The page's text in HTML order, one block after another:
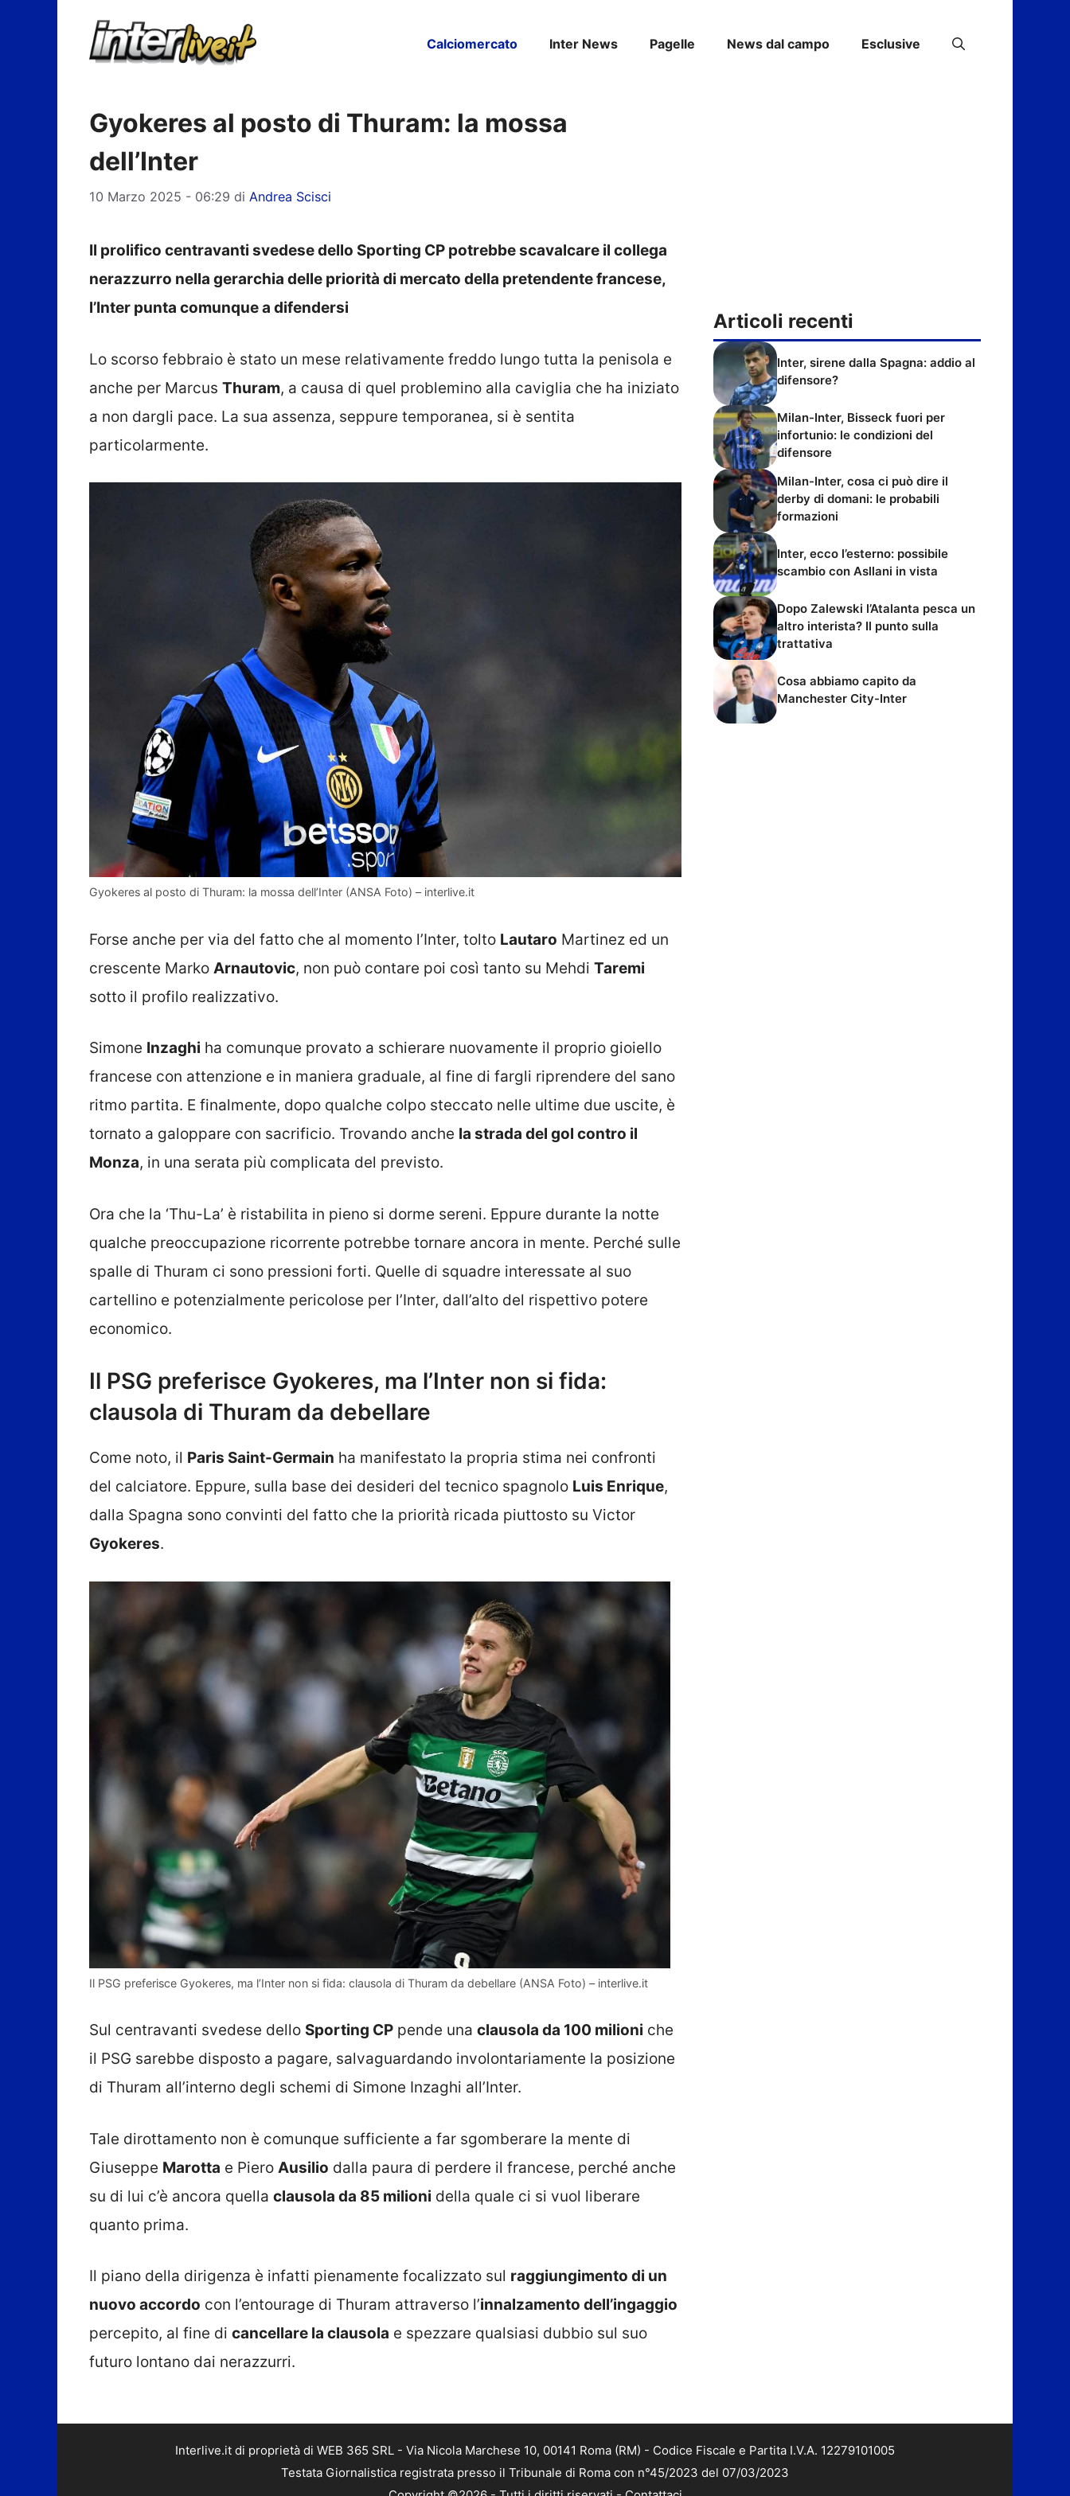
Calciomercato Inter News Pagelle News dal campo Esclusive
Gyokeres al posto di Thuram: la mossa
dell’Inter
10 Marzo 2025 - 06:29 di Andrea Scisci
Il prolifico centravanti svedese dello Sporting CP potrebbe scavalcare il collega
nerazzurro nella gerarchia delle priorità di mercato della pretendente francese,
l’Inter punta comunque a difendersi
Lo scorso febbraio è stato un mese relativamente freddo lungo tutta la penisola e
anche per Marcus Thuram, a causa di quel problemino alla caviglia che ha iniziato
a non dargli pace. La sua assenza, seppure temporanea, si è sentita
particolarmente.
Gyokeres al posto di Thuram: la mossa dell’Inter (ANSA Foto) – interlive.it
Forse anche per via del fatto che al momento l’Inter, tolto Lautaro Martinez ed un
crescente Marko Arnautovic, non può contare poi così tanto su Mehdi Taremi
sotto il profilo realizzativo.
Simone Inzaghi ha comunque provato a schierare nuovamente il proprio gioiello
francese con attenzione e in maniera graduale, al fine di fargli riprendere del sano
ritmo partita. E finalmente, dopo qualche colpo steccato nelle ultime due uscite, è
tornato a galoppare con sacrificio. Trovando anche la strada del gol contro il
Monza, in una serata più complicata del previsto.
Ora che la ‘Thu-La’ è ristabilita in pieno si dorme sereni. Eppure durante la notte
qualche preoccupazione ricorrente potrebbe tornare ancora in mente. Perché sulle
spalle di Thuram ci sono pressioni forti. Quelle di squadre interessate al suo
cartellino e potenzialmente pericolose per l’Inter, dall’alto del rispettivo potere
economico.
Il PSG preferisce Gyokeres, ma l’Inter non si fida:
clausola di Thuram da debellare
Come noto, il Paris Saint-Germain ha manifestato la propria stima nei confronti
del calciatore. Eppure, sulla base dei desideri del tecnico spagnolo Luis Enrique,
dalla Spagna sono convinti del fatto che la priorità ricada piuttosto su Victor
Gyokeres.
Il PSG preferisce Gyokeres, ma l’Inter non si fida: clausola di Thuram da debellare (ANSA Foto) – interlive.it
Sul centravanti svedese dello Sporting CP pende una clausola da 100 milioni che
il PSG sarebbe disposto a pagare, salvaguardando involontariamente la posizione
di Thuram all’interno degli schemi di Simone Inzaghi all’Inter.
Tale dirottamento non è comunque sufficiente a far sgomberare la mente di
Giuseppe Marotta e Piero Ausilio dalla paura di perdere il francese, perché anche
su di lui c’è ancora quella clausola da 85 milioni della quale ci si vuol liberare
quanto prima.
Il piano della dirigenza è infatti pienamente focalizzato sul raggiungimento di un
nuovo accordo con l’entourage di Thuram attraverso l’innalzamento dell’ingaggio
percepito, al fine di cancellare la clausola e spezzare qualsiasi dubbio sul suo
futuro lontano dai nerazzurri.
Articoli recenti
Inter, sirene dalla Spagna: addio al
difensore?
Milan-Inter, Bisseck fuori per
infortunio: le condizioni del
difensore
Milan-Inter, cosa ci può dire il
derby di domani: le probabili
formazioni
Inter, ecco l’esterno: possibile
scambio con Asllani in vista
Dopo Zalewski l’Atalanta pesca un
altro interista? Il punto sulla
trattativa
Cosa abbiamo capito da
Manchester City-Inter
Interlive.it di proprietà di WEB 365 SRL - Via Nicola Marchese 10, 00141 Roma (RM) - Codice Fiscale e Partita I.V.A. 12279101005
Testata Giornalistica registrata presso il Tribunale di Roma con n°45/2023 del 07/03/2023